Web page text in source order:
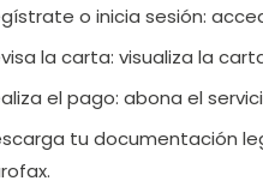
o inicia sesión:
la carta: visualiza la
el pago: abona el
tu documentación